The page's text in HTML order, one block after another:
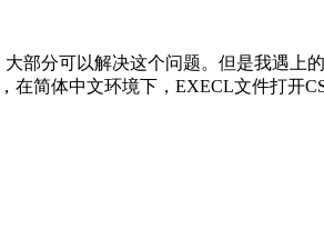
部分可以解决这个问题。但是我遇上
简体中文环境下，EXECL文件打开